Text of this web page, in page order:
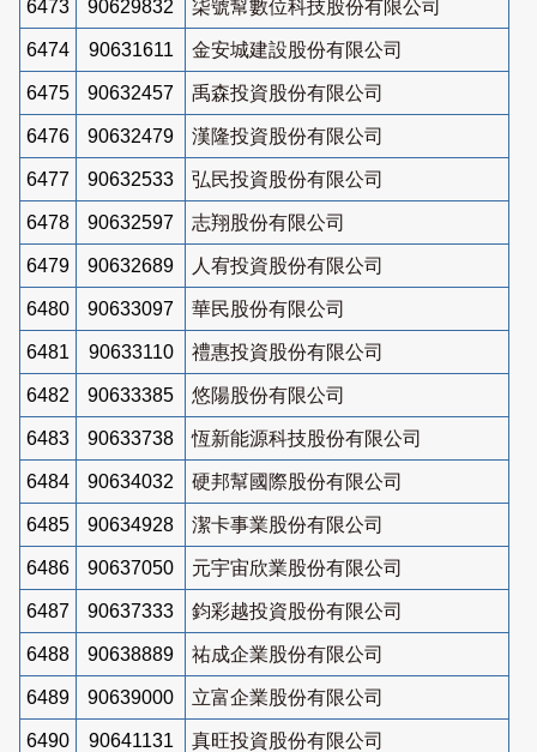
6473 90629832 柒號幫數位科技股份有限公司
6474 90631611 金安城建設股份有限公司
6475 90632457 禹森投資股份有限公司
6476 90632479 漢隆投資股份有限公司
6477 90632533 弘民投資股份有限公司
6478 90632597 志翔股份有限公司
6479 90632689 人宥投資股份有限公司
6480 90633097 華民股份有限公司
6481 90633110 禮惠投資股份有限公司
6482 90633385 悠陽股份有限公司
6483 90633738 恆新能源科技股份有限公司
6484 90634032 硬邦幫國際股份有限公司
6485 90634928 潔卡事業股份有限公司
6486 90637050 元宇宙欣業股份有限公司
6487 90637333 鈞彩越投資股份有限公司
6488 90638889 祐成企業股份有限公司
6489 90639000 立富企業股份有限公司
6490 90641131 真旺投資股份有限公司